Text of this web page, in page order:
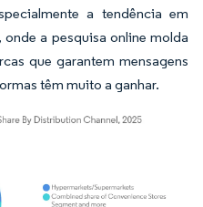
a tendência em
a pesquisa online molda
que garantem mensagens
têm muito a ganhar.